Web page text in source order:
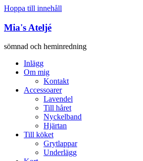
Hoppa till innehåll
Mia's Ateljé
sömnad och heminredning
Inlägg
Om mig
Kontakt
Accessoarer
Lavendel
Till håret
Nyckelband
Hjärtan
Till köket
Grytlappar
Underlägg